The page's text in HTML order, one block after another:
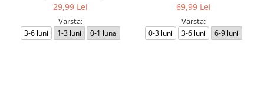
29,99 Lei
Varsta:
3-6 luni 1-3 luni 0-1 luna
69,99 Lei
Varsta:
0-3 luni 3-6 luni 6-9 luni